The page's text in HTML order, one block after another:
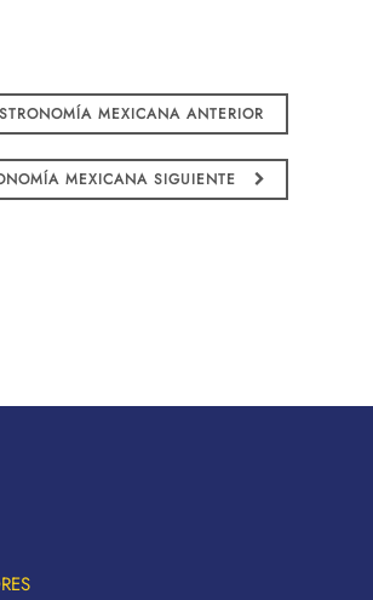
MEXICANA ANTERIOR
MEXICANA SIGUIENTE